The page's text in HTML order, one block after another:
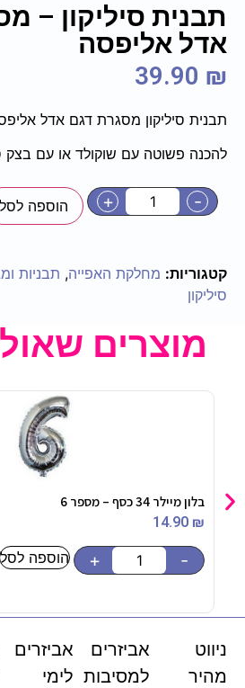
תבנית סיליקון –
אדל אליפסה
39.90 ₪
תבנית סיליקון מסגרת דגם אדל
להכנה פשוטה עם שוקולד או עם בצק
-
+ הוספה לסל
קטגוריות: מחלקת האפייה, תבניות
סיליקון
מוצרים
בלון מיילר 34 כסף – מספר 6
14.90 ₪
-
+ הוספה לסל
ניווט
מהיר
אביזרים
למסיבות
אביזרים
לימי